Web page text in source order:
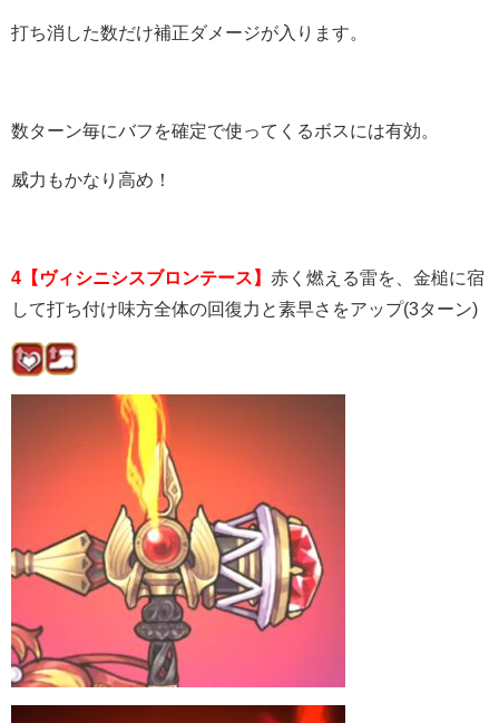
打ち消した数だけ補正ダメージが入ります。
数ターン毎にバフを確定で使ってくるボスには有効。
威力もかなり高め！
4【ヴィシニシスブロンテース】 赤く燃える雷を、金槌に宿
して打ち付け味方全体の回復力と素早さをアップ(3ターン)